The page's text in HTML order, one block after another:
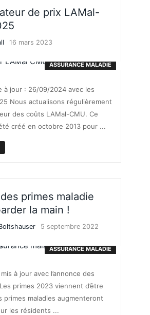
de prix LAMal-
16 mars 2023
ASSURANCE MALADIE
à jour : 26/09/2024 avec les
Nous actualisons régulièrement
des coûts LAMal-CMU. Ce
créé en octobre 2013 pour ...
primes maladie
la main !
5 septembre 2022
ASSURANCE MALADIE
mis à jour avec l’annonce des
primes 2023 viennent d’être
primes maladies augmenteront
les résidents ...